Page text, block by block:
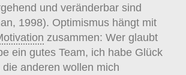
und veränderbar sind
1998). Optimismus hängt mit
zusammen: Wer glaubt
ein gutes Team, ich habe Glück
die anderen wollen mich